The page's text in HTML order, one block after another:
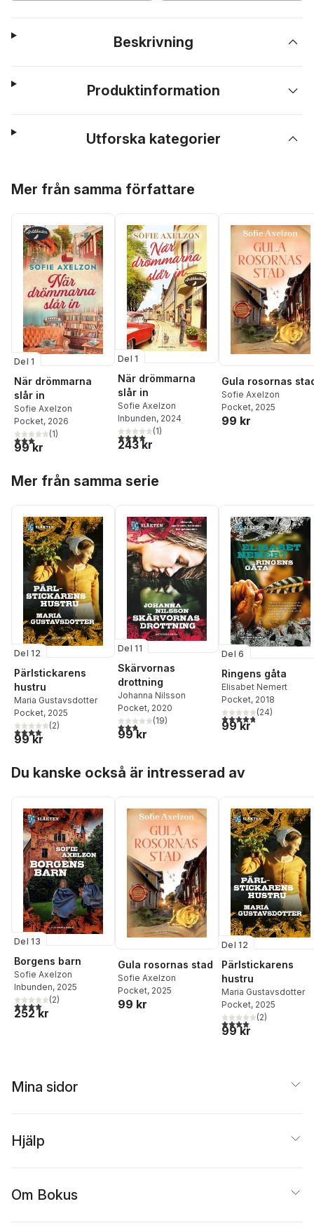
Beskrivning
Produktinformation
Utforska kategorier
Mer från samma författare
Del 1
När drömmarna
slår in
Sofie Axelzon
Pocket, 2026
3,0utav 5 stjärnor. Totalt antal röster:
(1)
99 kr
Del 1
När drömmarna
slår in
Sofie Axelzon
Inbunden, 2024
4,0utav 5 stjärnor. Totalt antal röster:
(1)
243 kr
Gula rosornas
Sofie Axelzon
Pocket, 2025
99 kr
Mer från samma serie
Del 12
Pärlstickarens
hustru
Maria Gustavsdotter
Pocket, 2025
4,0utav 5 stjärnor. Totalt antal röster:
(2)
99 kr
Del 11
Skärvornas
drottning
Johanna Nilsson
Pocket, 2020
2,8utav 5 stjärnor. Totalt antal röster:
(19)
99 kr
Del 6
Ringens gåta
Elisabet Nemert
Pocket, 2018
4,8utav 5 stjärnor.
(24)
99 kr
Du kanske också är intresserad av
Del 13
Borgens barn
Sofie Axelzon
Inbunden, 2025
4,0utav 5 stjärnor. Totalt antal röster:
(2)
252 kr
Gula rosornas stad
Sofie Axelzon
Pocket, 2025
99 kr
Del 12
Pärlstickarens
hustru
Maria Gustavsdotter
Pocket, 2025
4,0utav 5 stjärnor.
(2)
99 kr
Mina sidor
Hjälp
Om Bokus